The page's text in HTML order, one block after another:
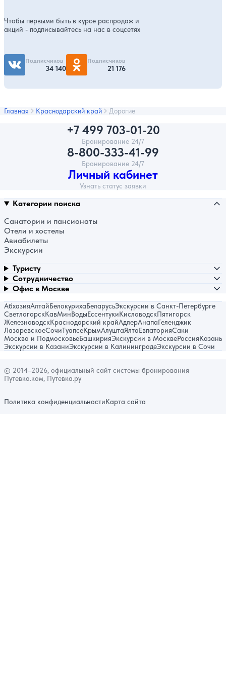
Чтобы первыми быть в курсе распродаж и
акций - подписывайтесь на нас в соцсетях
Подписчиков
34 140
Подписчиков
21 176
Главная Краснодарский край Дорогие
+7 499 703-01-20
Бронирование 24/7
8-800-333-41-99
Бронирование 24/7
Личный кабинет
Узнать статус заявки
Категории поиска
Санатории и пансионаты
Отели и хостелы
Авиабилеты
Экскурсии
Туристу
Сотрудничество
Офис в Москве
АбхазияАлтайБелокурихаБеларусьЭкскурсии в Санкт-Петербурге
СветлогорскКавМинВодыЕссентукиКисловодскПятигорск
ЖелезноводскКраснодарский крайАдлерАнапаГеленджик
ЛазаревскоеСочиТуапсеКрымАлуштаЯлтаЕвпаторияСаки
Москва и ПодмосковьеБашкирияЭкскурсии в МосквеРоссияКазань
Экскурсии в КазаниЭкскурсии в КалининградеЭкскурсии в Сочи
© 2014–2026, официальный сайт системы бронирования
Путевка.ком, Путевка.ру
Политика конфиденциальностиКарта сайта